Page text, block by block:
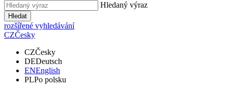
Hledaný výraz
Hledat
rozšířené vyhledávání
CZČesky
CZČesky
DEDeutsch
ENEnglish
PLPo polsku